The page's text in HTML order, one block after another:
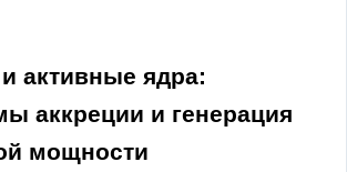
активные ядра:
аккреции и генерация
мощности